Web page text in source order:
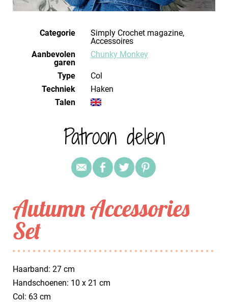
Categorie
Simply Crochet magazine,
Accessoires
Aanbevolen
garen
Chunky Monkey
Type
Col
Techniek
haken
Talen
Patroon delen
Autumn Accessories
Set
Haarband: 27 cm
Handschoenen: 10 x 21 cm
Col: 63 cm